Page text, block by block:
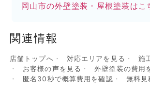
岡山市の外壁塗装・屋根塗装はこ
関連情報
店舗トップへ 対応エリアを見る
施
お客様の声を見る
外壁塗装の費用
匿名30秒で概算費用を確認
無料見